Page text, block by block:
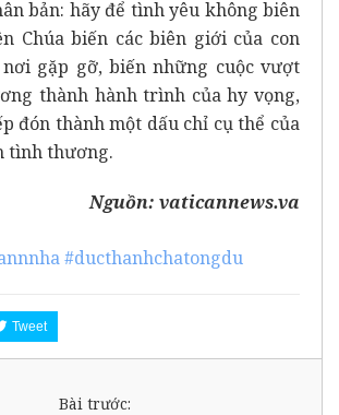
bản: hãy để tình yêu không biên
Chúa biến các biên giới của con
gặp gỡ, biến những cuộc vượt
thành hành trình của hy vọng,
đón thành một dấu chỉ cụ thể của
tình thương.
Nguồn: vaticannews.va
#ducthanhchatongdu
Tweet
Bài trước: